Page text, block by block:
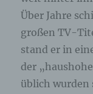
Über Jahre
großen TV-
stand er in
der
üblich wurden